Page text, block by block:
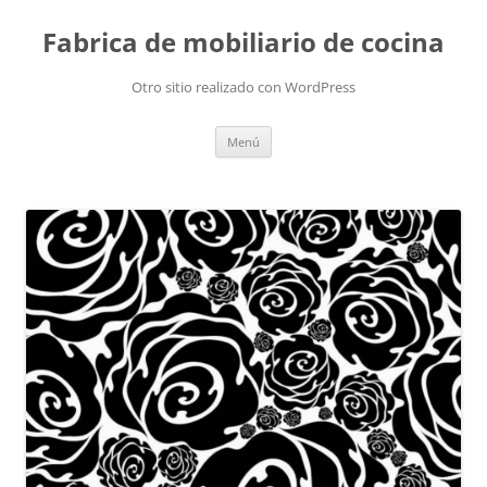
Fabrica de mobiliario de cocina
Otro sitio realizado con WordPress
Menú